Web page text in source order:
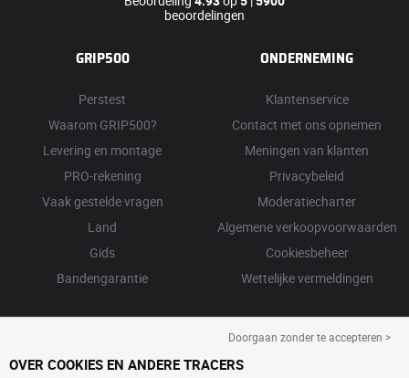
beoordelingen
GRIP500
Perstest
Waarom GRIP500?
Levering en montage
PRO-rekening
Vaak gestelde vragen
Land
Gids
Bandengarantie
ONDERNEMING
Klantenservice
Contact met ons opnemen
Meningen van klanten
Privacybeleid
Moderatiecharter
Algemene verkoopvoorwaarden
Cookiesbeheer
Wettelijke vermeldingen
Doorgaan zonder te accepteren >
OVER COOKIES EN ANDERE TRACERS